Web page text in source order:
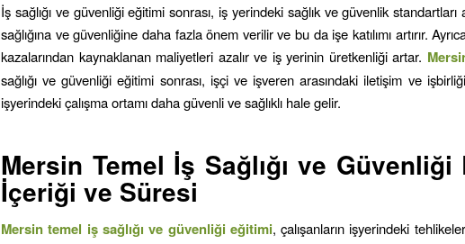
İş sağlığı ve güvenliği eğitimi sonrası, iş yerindeki sağlık ve güvenlik
sağlığına ve güvenliğine daha fazla önem verilir ve bu da işe katılımı artırır.
kazalarından kaynaklanan maliyetleri azalır ve iş yerinin üretkenliği artar.
sağlığı ve güvenliği eğitimi sonrası, işçi ve işveren arasındaki iletişim ve
işyerindeki çalışma ortamı daha güvenli ve sağlıklı hale gelir.
Mersin Temel İş Sağlığı ve Güvenliği
İçeriği ve Süresi
Mersintemel iş sağlığı ve güvenliği eğitimi, çalışanların işyerindeki